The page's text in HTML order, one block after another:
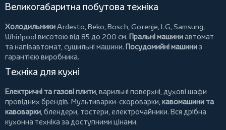
Великогабаритна побутова техніка
ХолодильникиArdesto,Beko,Bosch,Gorenje,LG,Samsung,
Whirlpool висотою від 85 до 200 см. Пральні машиниавтомат
та напівавтомат,сушильні машини. Посудомийні машиниз
гарантією виробника.
Техніка для кухні
Електричні та газові плити, варильні поверхні, духові шафи
провідних брендів. Мультиварки-скороварки,кавомашини та
кавоварки,блендери, тостери,електрочайники. Вся дрібна
кухонна техніка за доступними цінами.